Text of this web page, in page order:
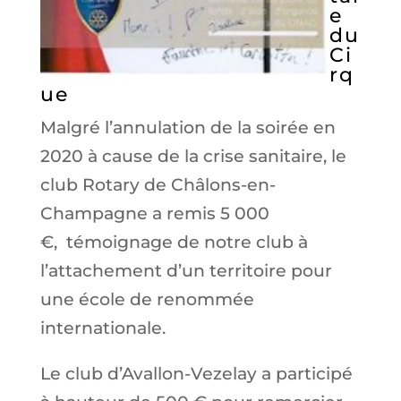
e
du
Ci
rq
ue
Malgré l’annulation de la soirée en
2020 à cause de la crise sanitaire, le
club Rotary de Châlons-en-
Champagne a remis 5 000
€, témoignage de notre club à
l’attachement d’un territoire pour
une école de renommée
internationale.
Le club d’Avallon-Vezelay a participé